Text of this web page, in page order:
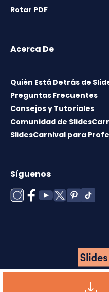
Rotar PDF
Acerca De
Quién Está Detrás de
Preguntas Frecuentes
Consejos y Tutoriales
Comunidad de
SlidesCarnival para
Síguenos
Copyright © 2026 ·
Política